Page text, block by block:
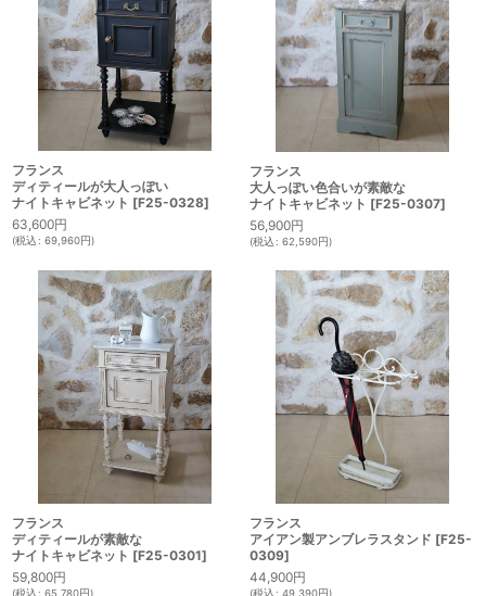
フランス
ディティールが大人っぽい
ナイトキャビネット [F25-0328]
63,600円
(税込: 69,960円)
フランス
大人っぽい色合いが素敵な
ナイトキャビネット [F25-0307]
56,900円
(税込: 62,590円)
フランス
ディティールが素敵な
ナイトキャビネット [F25-0301]
59,800円
(税込: 65,780円)
フランス
アイアン製アンブレラスタンド [F25-
0309]
44,900円